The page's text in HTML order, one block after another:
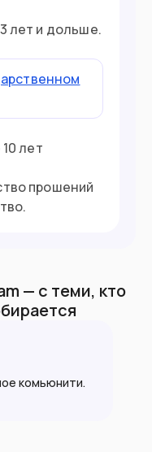
лет и дольше.
лет
прошений
— с теми, кто
комьюнити.